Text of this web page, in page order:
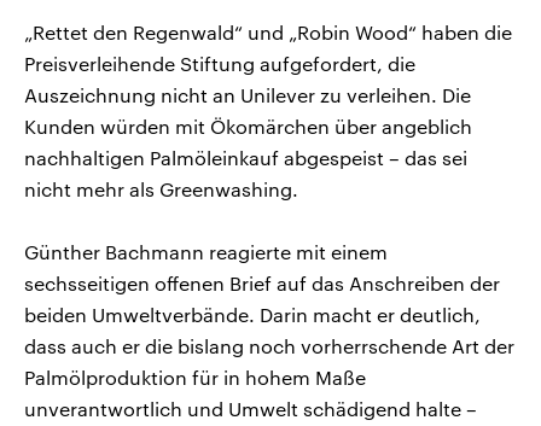
„Rettet den Regenwald“ und „Robin Wood“ haben die
Preisverleihende Stiftung aufgefordert, die
Auszeichnung nicht an Unilever zu verleihen. Die
Kunden würden mit Ökomärchen über angeblich
nachhaltigen Palmöleinkauf abgespeist – das sei
nicht mehr als Greenwashing.
Günther Bachmann reagierte mit einem
sechsseitigen offenen Brief auf das Anschreiben der
beiden Umweltverbände. Darin macht er deutlich,
dass auch er die bislang noch vorherrschende Art der
Palmölproduktion für in hohem Maße
unverantwortlich und Umwelt schädigend halte –